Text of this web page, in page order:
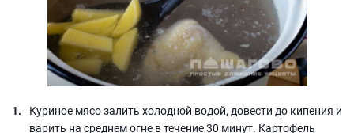
Куриное мясо залить холодной водой, довести до кипения и
варить на среднем огне в течение 30 минут. Картофель